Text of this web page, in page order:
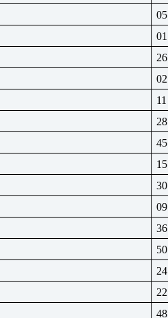
05
01
26
02
11
28
45
15
30
09
36
50
24
22
48